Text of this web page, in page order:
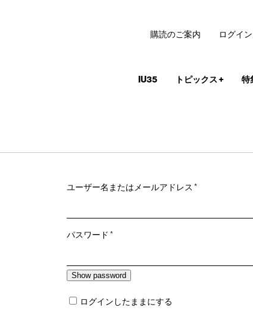
IU35 トピックス+ 特
購読のご案内 ログイン
ユーザー名またはメールアドレス*必
パスワード*必
ログインしたままにする